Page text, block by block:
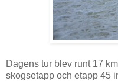
Dagens tur blev runt 17
skogsetapp och etapp 45